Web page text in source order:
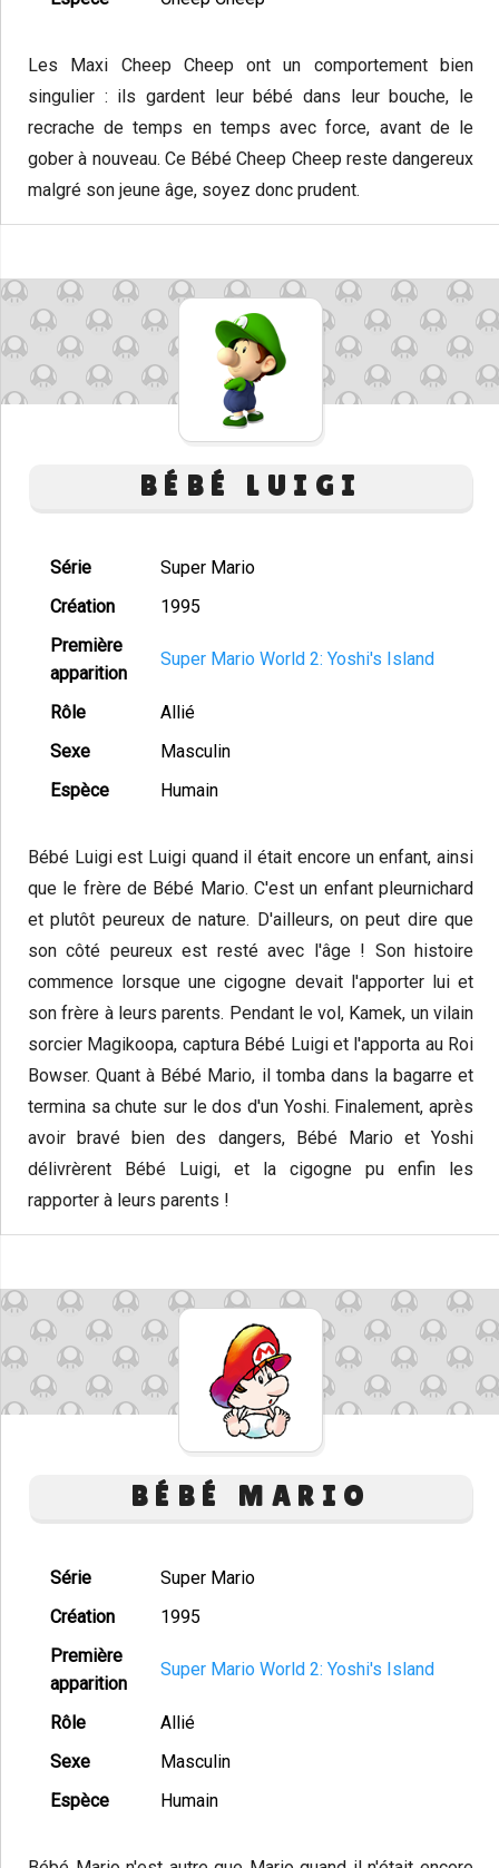
Les Maxi Cheep Cheep ont un comportement bien
singulier : ils gardent leur bébé dans leur bouche, le
recrache de temps en temps avec force, avant de le
gober à nouveau. Ce Bébé Cheep Cheep reste dangereux
malgré son jeune âge, soyez donc prudent.
BÉBÉ LUIGI
Série
Super Mario
Création
1995
Première
apparition
Super Mario World 2: Yoshi's Island
Rôle
Allié
Sexe
Masculin
Espèce
Humain
Bébé Luigi est Luigi quand il était encore un enfant, ainsi
que le frère de Bébé Mario. C'est un enfant pleurnichard
et plutôt peureux de nature. D'ailleurs, on peut dire que
son côté peureux est resté avec l'âge ! Son histoire
commence lorsque une cigogne devait l'apporter lui et
son frère à leurs parents. Pendant le vol, Kamek, un vilain
sorcier Magikoopa, captura Bébé Luigi et l'apporta au Roi
Bowser. Quant à Bébé Mario, il tomba dans la bagarre et
termina sa chute sur le dos d'un Yoshi. Finalement, après
avoir bravé bien des dangers, Bébé Mario et Yoshi
délivrèrent Bébé Luigi, et la cigogne pu enfin les
rapporter à leurs parents !
BÉBÉ MARIO
Série
Super Mario
Création
1995
Première
apparition
Super Mario World 2: Yoshi's Island
Rôle
Allié
Sexe
Masculin
Espèce
Humain